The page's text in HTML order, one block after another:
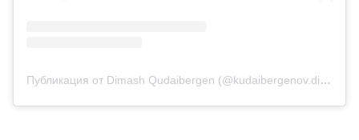
Публикация от Dimash Qudaibergen (@kudaibergenov.dimash)